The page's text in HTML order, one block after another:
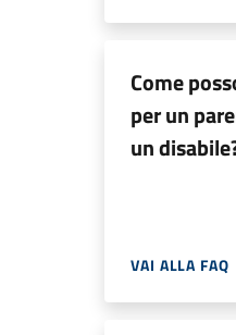
Come
per un
un
VAI ALLA FAQ